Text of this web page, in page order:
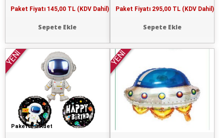
Paket Fiyatı 145,00 TL (KDV Dahil)
Sepete Ekle
Paket Fiyatı 295,00 TL (KDV Dahil)
Sepete Ekle
Pakette 3 Adet
YENİ YENİ